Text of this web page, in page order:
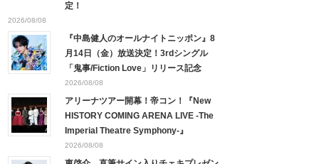
定！
2026/08/08
『中島健人のオールナイトニッポン』8
月14日（金）放送決定！3rdシングル
「鬼事/Fiction Love」リリース記念
2026/08/08
アリーナツアー開幕！帝コン！『New
HISTORY COMING ARENA LIVE -The
Imperial Theatre Symphony-』
2026/08/08